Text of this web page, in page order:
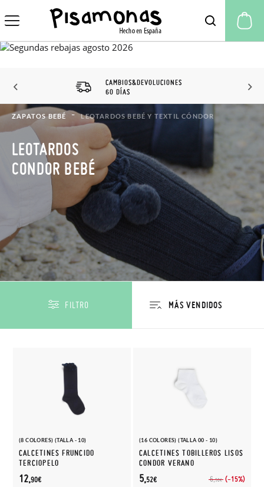
CAMBIOS&DEVOLUCIONES
60 DÍAS
ZAPATOS BEBÉ LEOTARDOS BEBÉ Y TEXTIL CÓNDOR
LEOTARDOS
CONDOR BEBÉ
FILTRO
(8 COLORES) (TALLA - 10)
CALCETINES FRUNCIDO
TERCIOPELO
12,90€
(16 COLORES) (TALLA 00 - 10)
CALCETINES TOBILLEROS LISOS
CONDOR VERANO
6,50€ (-15%)
5,52€